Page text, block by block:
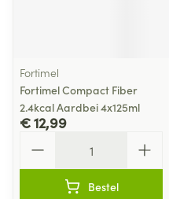
Fortimel
Fortimel Compact Fiber
2.4kcal Aardbei 4x125ml
€ 12,99
Bestel